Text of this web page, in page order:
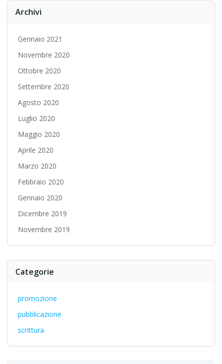
Archivi
Gennaio 2021
Novembre 2020
Ottobre 2020
Settembre 2020
Agosto 2020
Luglio 2020
Maggio 2020
Aprile 2020
Marzo 2020
Febbraio 2020
Gennaio 2020
Dicembre 2019
Novembre 2019
Categorie
promozione
pubblicazione
scrittura